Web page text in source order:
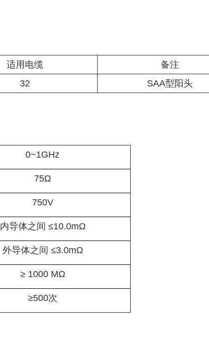
适用电缆
备注
32 SAA型阳头
0~1GHz
75Ω
750V
内导体之间 ≤10.0mΩ
外导体之间 ≤3.0mΩ
≥ 1000 MΩ
≥500次